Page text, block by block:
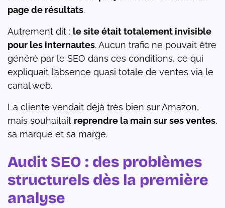
page de résultats.
Autrement dit : le site était totalement invisible
pour les internautes. Aucun trafic ne pouvait être
généré par le SEO dans ces conditions, ce qui
expliquait l’absence quasi totale de ventes via le
canal web.
La cliente vendait déjà très bien sur Amazon,
mais souhaitait reprendre la main sur ses ventes,
sa marque et sa marge.
Audit SEO : des problèmes
structurels dès la première
analyse